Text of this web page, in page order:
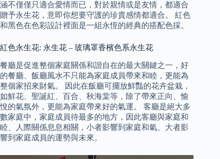
涵不僅僅只適合愛情而已，對於親情或是友情，都適合
贈予永生花，意即你想要守護的珍貴感情都適合。 紅色
和黑色在色彩設計裡面是一組永恆的經典的搭配色採。
紅色永生花: 永生花 – 玻璃罩香檳色系永生花
餐廳是促進整個家庭關係和諧自在的最大關鍵之一，好
的餐廳、飯廳風水不只能為家庭成員帶來和睦，更能為
整個家招來財氣。 因此在飯廳可擺放鮮豔的花卉盆栽，
如鮮花、聖誕紅、百合、秋海棠等，除了帶來正向、愉
悅的氣氛外，更能為家庭帶來好的氣運。 客廳是絕大多
數家庭中，家庭成員待最多的地方，因此客廳與家庭和
睦、人際關係息息相關，小者影響到家庭和氣、大者影
響到家庭成員的運勢與未來。